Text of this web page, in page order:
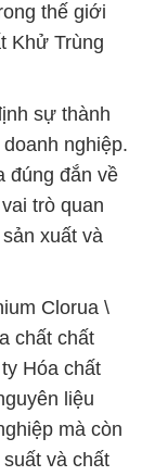
thế giới
Khử Trùng
sự thành
nghiệp.
đúng đắn về
trò quan
xuất và
Clorua \
chất chất
Hóa chất
liệu
mà còn
và chất